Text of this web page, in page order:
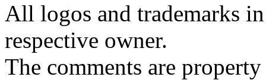
All logos and trademarks
respective owner.
The comments are